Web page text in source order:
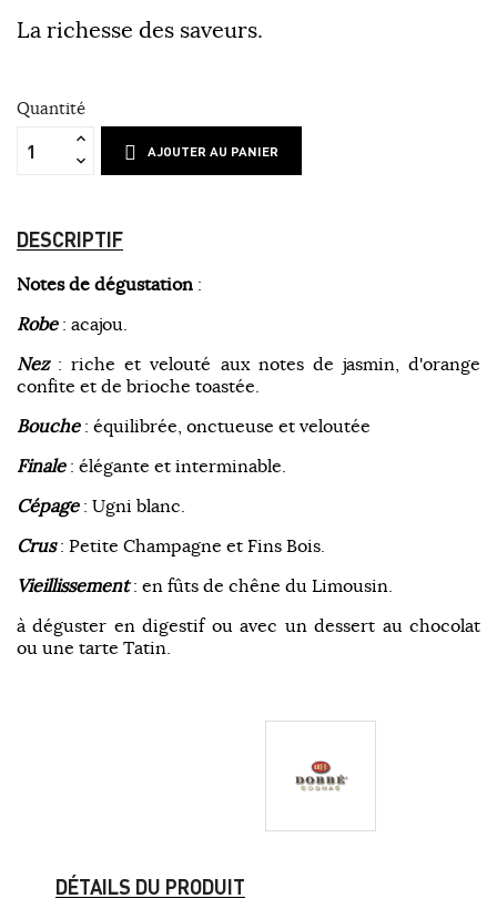
La richesse des saveurs.
Quantité
AJOUTER AU PANIER
DESCRIPTIF
Notes de dégustation :
Robe: acajou.
Nez: riche et velouté aux notes de jasmin, d'orange
confite et de brioche toastée.
Bouche: équilibrée, onctueuse et veloutée
Finale: élégante et interminable.
Cépage: Ugni blanc.
Crus: Petite Champagne et Fins Bois.
Vieillissement: en fûts de chêne du Limousin.
à déguster en digestif ou avec un dessert au chocolat
ou une tarte Tatin.
DÉTAILS DU PRODUIT